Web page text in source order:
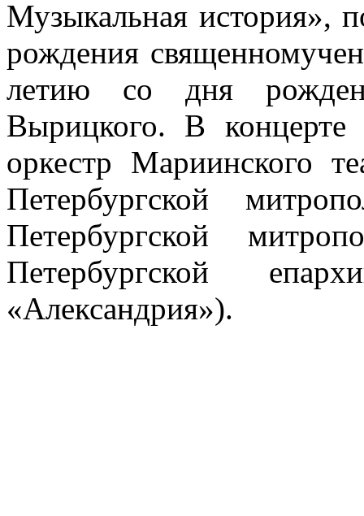
Музыкальная история»,
рождения
летию со дня
Вырицкого. В
оркестр Мариинского
Петербургской
Петербургской
Петербургской
«Александрия»).